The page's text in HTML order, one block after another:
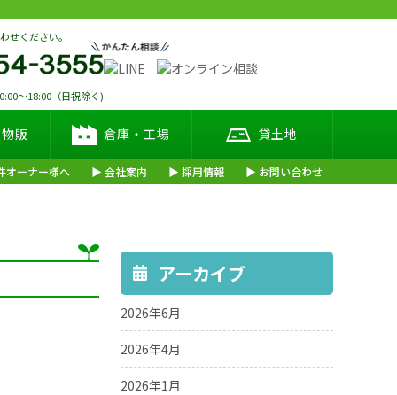
せください。
～18:00（日祝除く)
販 倉庫・工場 貸土地
オーナー様へ 会社案内 採用情報
お問い合わせ
アーカイブ
2026年6月
2026年4月
2026年1月